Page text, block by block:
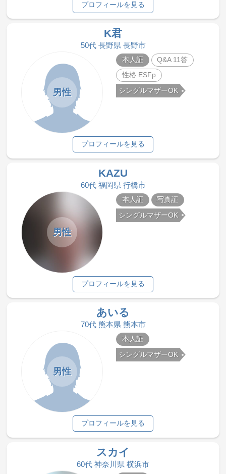
プロフィールを見る
K君
50代 長野県 長野市
男性
本人証
Q&A 11答
性格 ESFp
シングルマザーOK
プロフィールを見る
KAZU
60代 福岡県 行橋市
男性
本人証 写真証
シングルマザーOK
プロフィールを見る
あいる
70代 熊本県 熊本市
男性
本人証
シングルマザーOK
プロフィールを見る
スカイ
60代 神奈川県 横浜市